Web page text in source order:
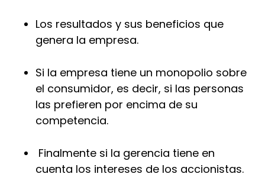
Los resultados y sus beneficios que
genera la empresa.
Si la empresa tiene un monopolio sobre
el consumidor, es decir, si las personas
las prefieren por encima de su
competencia.
Finalmente si la gerencia tiene en
cuenta los intereses de los accionistas.